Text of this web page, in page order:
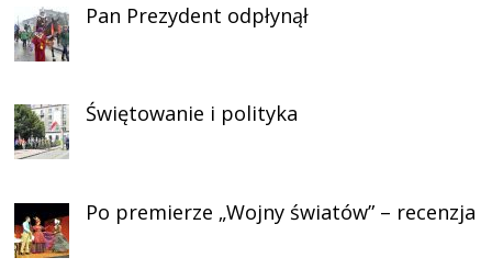
Pan Prezydent odpłynął
Świętowanie i polityka
Po premierze „Wojny światów” – recenzja